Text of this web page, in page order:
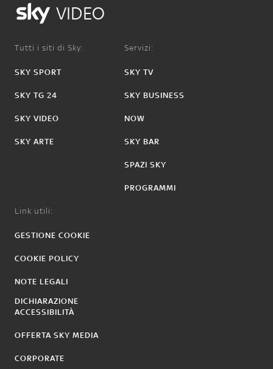
VIDEO
Tutti i siti di Sky:
SKY SPORT
SKY TG 24
SKY VIDEO
SKY ARTE
Servizi:
SKY TV
SKY BUSINESS
NOW
SKY BAR
SPAZI SKY
PROGRAMMI
Link utili:
GESTIONE COOKIE
COOKIE POLICY
NOTE LEGALI
DICHIARAZIONE
ACCESSIBILITÀ
OFFERTA SKY MEDIA
CORPORATE